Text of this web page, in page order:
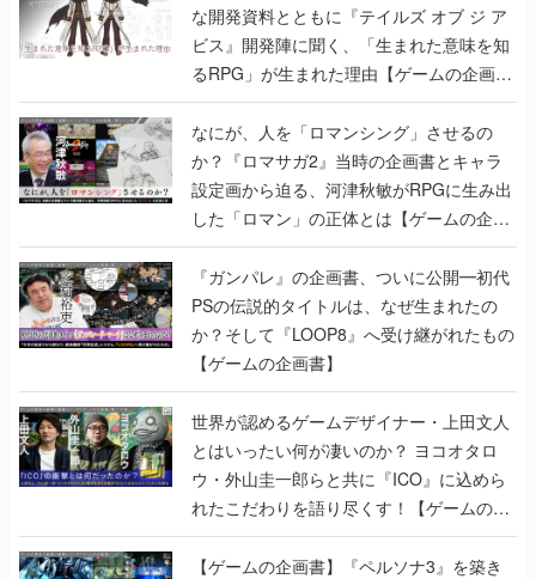
な開発資料とともに『テイルズ オブ ジ ア
ビス』開発陣に聞く、「生まれた意味を知
るRPG」が生まれた理由【ゲームの企画
書】
なにが、人を「ロマンシング」させるの
か？『ロマサガ2』当時の企画書とキャラ
設定画から迫る、河津秋敏がRPGに生み出
した「ロマン」の正体とは【ゲームの企画
書】
『ガンパレ』の企画書、ついに公開━初代
PSの伝説的タイトルは、なぜ生まれたの
か？そして『LOOP8』へ受け継がれたもの
【ゲームの企画書】
世界が認めるゲームデザイナー・上田文人
とはいったい何が凄いのか？ ヨコオタロ
ウ・外山圭一郎らと共に『ICO』に込めら
れたこだわりを語り尽くす！【ゲームの企
画書】
【ゲームの企画書】『ペルソナ3』を築き